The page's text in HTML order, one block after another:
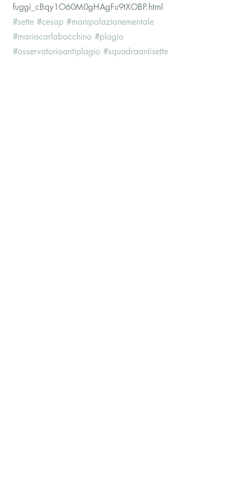
fuggi_cBqy1O60M0gHAgFu9tXOBP.html
#sette #cesap #manipolazionementale
#mariacarlabocchino #plagio
#osservatorioantiplagio #squadraantisette